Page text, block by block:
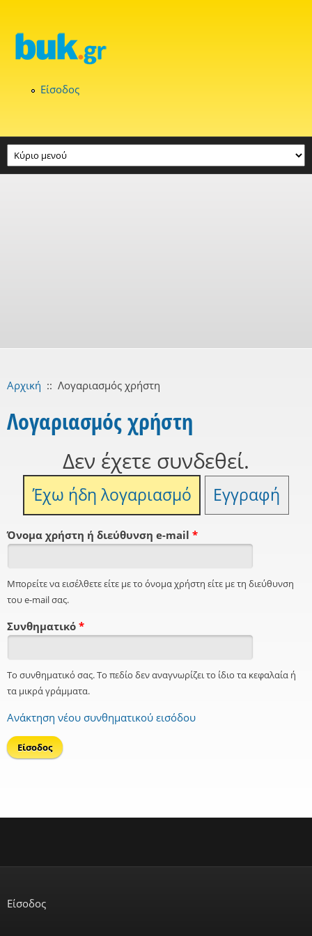
Είσοδος
Αρχική :: Λογαριασμός χρήστη
Λογαριασμός χρήστη
Δεν έχετε συνδεθεί.
Έχω ήδη λογαριασμό Εγγραφή
Όνομα χρήστη ή διεύθυνση e-mail *
Μπορείτε να εισέλθετε είτε με το όνομα χρήστη είτε με τη διεύθυνση
του e-mail σας.
Συνθηματικό *
Το συνθηματικό σας. Το πεδίο δεν αναγνωρίζει το ίδιο τα κεφαλαία ή
τα μικρά γράμματα.
Ανάκτηση νέου συνθηματικού εισόδου
Είσοδος